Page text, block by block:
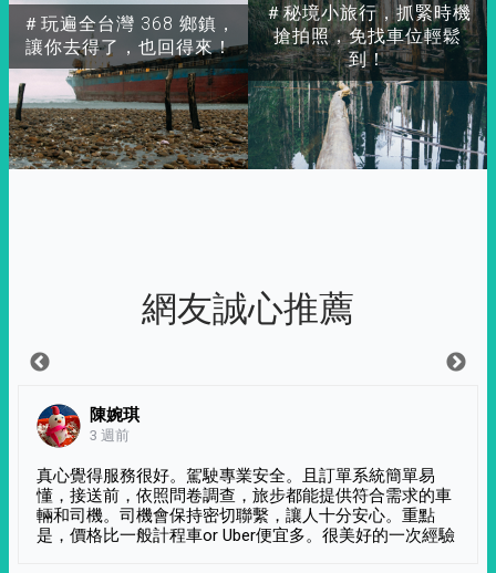
＃玩遍全台灣 368 鄉鎮，
讓你去得了，也回得來！
＃秘境小旅行，抓緊時機
搶拍照，免找車位輕鬆
到！
網友誠心推薦
陳婉琪
3 週前
真心覺得服務很好。駕駛專業安全。且訂單系統簡單易
懂，接送前，依照問卷調查，旅步都能提供符合需求的車
輛和司機。司機會保持密切聯繫，讓人十分安心。重點
是，價格比一般計程車or Uber便宜多。很美好的一次經驗